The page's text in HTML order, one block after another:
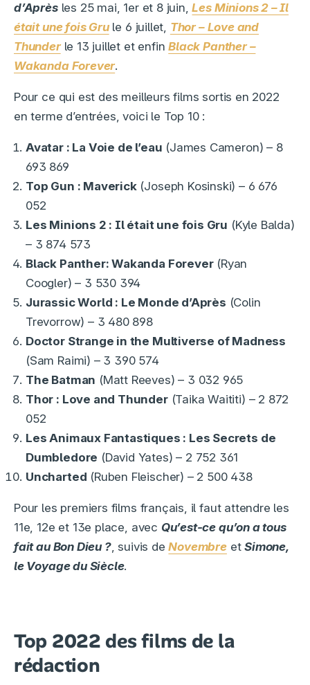
d’Aprèsles 25 mai, 1er et 8 juin,Les Minions 2 – Il
était une fois Grule 6 juillet, Thor – Love and
Thunderle 13 juillet et enfinBlack Panther –
Wakanda Forever.
Pour ce qui est des meilleurs films sortis en 2022
en terme d’entrées, voici le Top 10 :
Avatar : La Voie de l’eau (James Cameron) – 8
693 869
Top Gun : Maverick(Joseph Kosinski) – 6 676
052
Les Minions 2 : Il était une fois Gru (Kyle Balda)
– 3 874 573
Black Panther: Wakanda Forever(Ryan
Coogler) – 3 530 394
Jurassic World : Le Monde d’Après (Colin
Trevorrow) – 3 480 898
Doctor Strange in the Multiverse of Madness
(Sam Raimi) – 3 390 574
The Batman (Matt Reeves) – 3 032 965
Thor : Love and Thunder(Taika Waititi) – 2 872
052
Les Animaux Fantastiques : Les Secrets de
Dumbledore (David Yates) – 2 752 361
Uncharted (Ruben Fleischer) – 2 500 438
Pour les premiers films français, il faut attendre les
11e, 12e et 13e place, avec Qu’est-ce qu’on a tous
fait au Bon Dieu ?, suivis deNovembreetSimone,
le Voyage du Siècle.
Top 2022 des films de la
rédaction